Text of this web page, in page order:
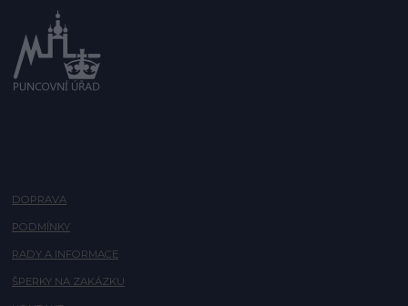
DOPRAVA
PODMÍNKY
RADY A INFORMACE
ŠPERKY NA ZAKÁZKU